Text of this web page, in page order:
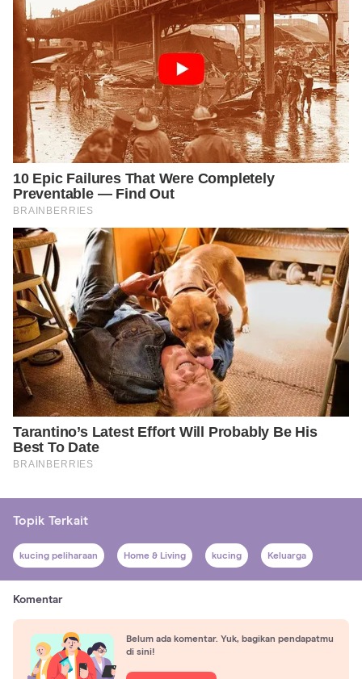
Topik Terkait
kucing peliharaan Home & Living kucing Keluarga
Komentar
Belum ada komentar. Yuk, bagikan pendapatmu
di sini!